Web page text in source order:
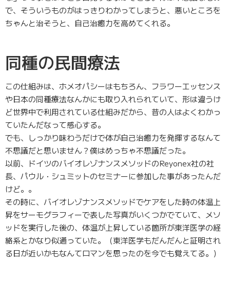
で、そういうものがはっきりわかってしまうと、悪いところを
ちゃんと治そうと、自己治癒力を高めてくれる。
同種の民間療法
この仕組みは、ホメオパシーはもちろん、フラワーエッセンス
や日本の同種療法なんかにも取り入れられていて、形は違うけ
ど世界中で利用されている仕組みだから、昔の人はよくわかっ
ていたんだなって感心する。
でも、しっかり味わうだけで体が自己治癒力を発揮するなんて
不思議だと思いません？僕はめっちゃ不思議だった。
以前、ドイツのバイオレゾナンスメソッドのReyonex社の社
長、パウル・シュミットのセミナーに参加した事があったんだ
けど。。
その時に、バイオレゾナンスメソッドでケアをした時の体温上
昇をサーモグラフィーで表した写真がいくつかでていて、メソ
ッドを実行した後の、体温が上昇している箇所が東洋医学の経
絡系とかなり似通っていた。（東洋医学もだんだんと証明され
る日が近いかもなんてロマンを思ったのを今でも覚えてる。）